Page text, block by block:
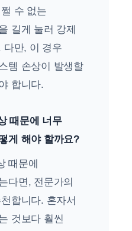
수 없는
길게 눌러 강제
다만, 이 경우
템 손상이 발생할
합니다.
때문에 너무
게 해야 할까요?
때문에
다면, 전문가의
합니다. 혼자서
것보다 훨씬